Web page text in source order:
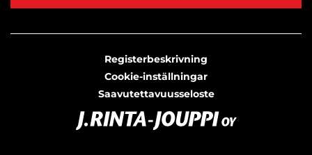
Registerbeskrivning
Cookie-inställningar
Saavutettavuusseloste